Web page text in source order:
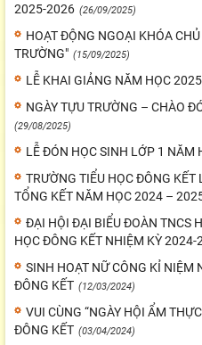
2025-2026 (26/09/2025)
HOẠT ĐỘNG NGOẠI KHÓA
TRƯỜNG" (15/09/2025)
LỄ KHAI GIẢNG NĂM HỌC
NGÀY TỰU TRƯỜNG – CHÀO
(29/08/2025)
LỄ ĐÓN HỌC SINH LỚP 1 NĂM
TRƯỜNG TIỂU HỌC ĐÔNG KẾT
TỔNG KẾT NĂM HỌC 2024 –
ĐẠI HỘI ĐẠI BIỂU ĐOÀN TNCS
HỌC ĐÔNG KẾT NHIỆM KỲ 2024-
SINH HOẠT NỮ CÔNG KỈ NIỆM
ĐÔNG KẾT (12/03/2024)
VUI CÙNG “NGÀY HỘI ẨM
ĐÔNG KẾT (03/04/2024)